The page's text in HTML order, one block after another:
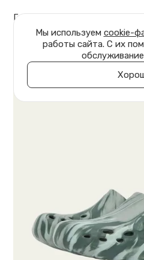
Главная Обувь Клоги Marble
Мы используем cookie-
работы сайта. С их